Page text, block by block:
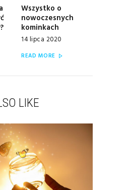
Next
post:
Wszystko o
nowoczesnych
kominkach
14 lipca 2020
READ MORE
LIKE